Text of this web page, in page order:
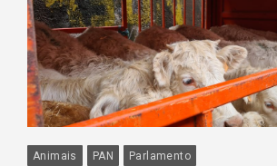
Animais PAN Parlamento